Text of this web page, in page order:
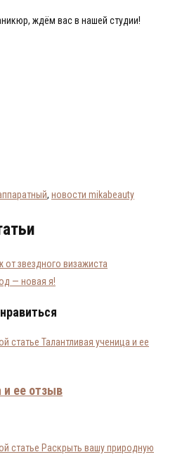
ждём вас в нашей студии!
, новости mikabeauty
от звездного визажиста
— новая я!
и ее отзыв